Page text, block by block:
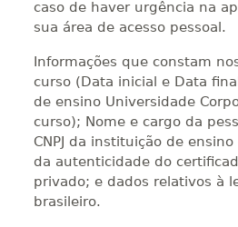
caso de haver urgência na
sua área de acesso pessoal.
Informações que constam
curso (Data inicial e Data
de ensino Universidade
curso); Nome e cargo da
CNPJ da instituição de
da autenticidade do
privado; e dados relativos à
brasileiro.